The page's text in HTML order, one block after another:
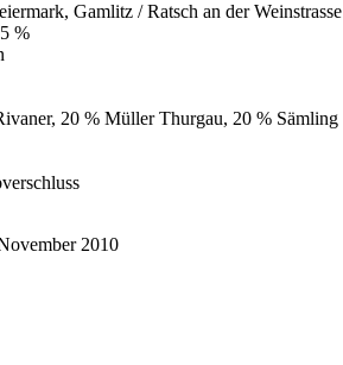
Gamlitz / Ratsch an der Weinstrasse
%
20 % Müller Thurgau, 20 % Sämling
2010